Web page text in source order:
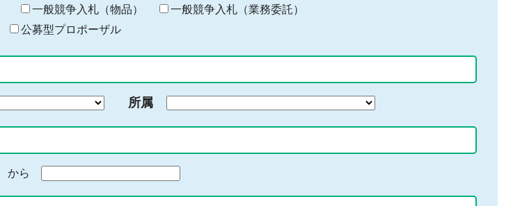
一般競争入札（物品）
一般競争入札（業務委託）
公募型プロポーザル
所属
から